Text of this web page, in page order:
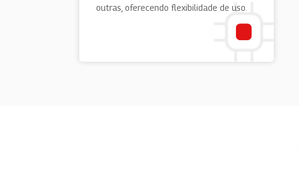
outras, oferecendo flexibilidade de uso.